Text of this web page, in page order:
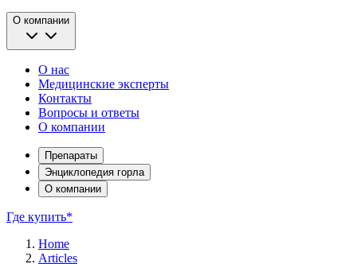
О компании
О нас
Медицинские эксперты
Контакты
Вопросы и ответы
О компании
Препараты
Энциклопедия горла
О компании
Где купить*
Home
Articles